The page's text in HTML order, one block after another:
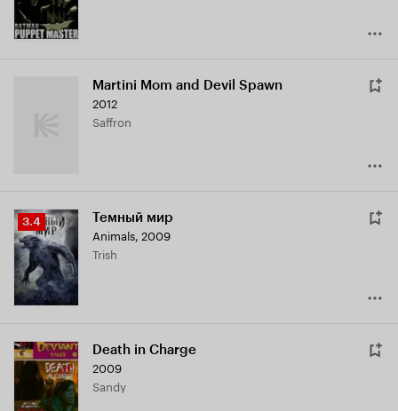
Martini Mom and Devil Spawn
2012
Saffron
Рейтинг
Кинопоиска
3.4
3.4 Темный мир
Animals, 2009
Trish
Death in Charge
2009
Sandy